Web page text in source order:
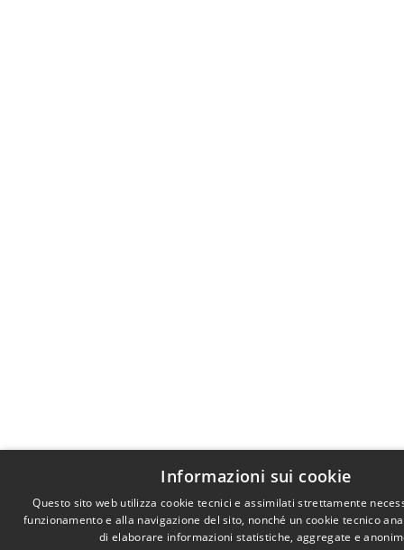
Informazioni sui cookie
Questo sito web utilizza cookie tecnici e assimilati strettamente
funzionamento e alla navigazione del sito, nonché un cookie tecnico
di elaborare informazioni statistiche, aggregate e